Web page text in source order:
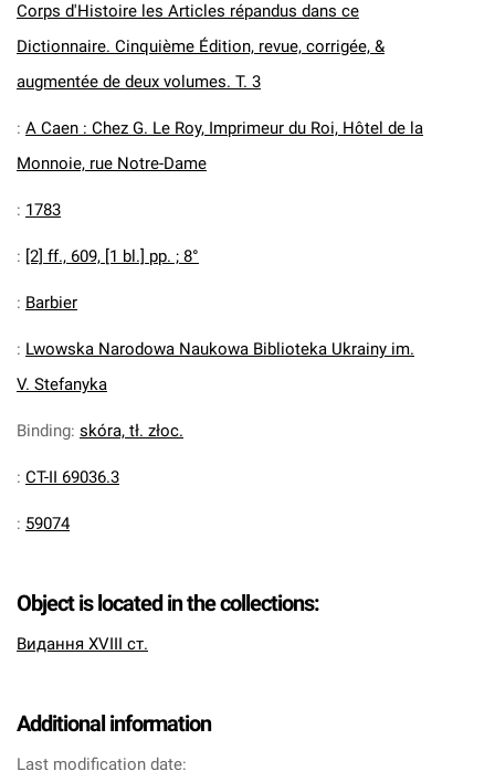
Corps d'Histoire les Articles répandus dans ce
Dictionnaire. Cinquième Édition, revue, corrigée, &
augmentée de deux volumes. T. 3
: A Caen : Chez G. Le Roy, Imprimeur du Roi, Hôtel de la
Monnoie, rue Notre-Dame
: 1783
: [2] ff., 609, [1 bl.] pp. ; 8°
: Barbier
: Lwowska Narodowa Naukowa Biblioteka Ukrainy im.
V. Stefanyka
Binding: skóra, tł. złoc.
: CT-II 69036.3
: 59074
Object is located in the collections:
Видання XVIII ст.
Additional information
Last modification date: